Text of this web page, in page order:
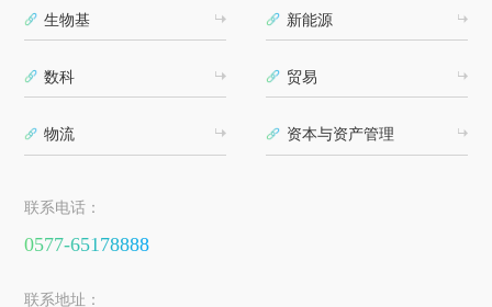
生物基 新能源
数科 贸易
物流 资本与资产管理
联系电话：
0577-65178888
联系地址：